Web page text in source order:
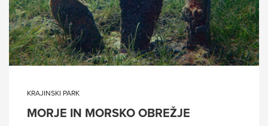
KRAJINSKI PARK
MORJE IN MORSKO OBREŽJE